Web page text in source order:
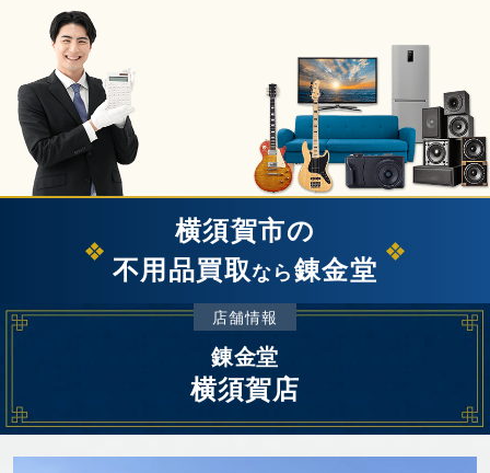
横須賀市の
不用品買取なら 錬金堂
店舗情報
錬金堂
横須賀店